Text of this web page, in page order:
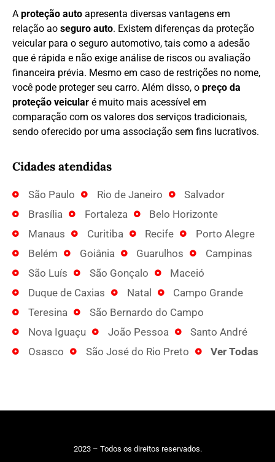
A proteção auto apresenta diversas vantagens em
relação ao seguro auto. Existem diferenças da proteção
veicular para o seguro automotivo, tais como a adesão
que é rápida e não exige análise de riscos ou avaliação
financeira prévia. Mesmo em caso de restrições no nome,
você pode proteger seu carro. Além disso, o preço da
proteção veicular é muito mais acessível em
comparação com os valores dos serviços tradicionais,
sendo oferecido por uma associação sem fins lucrativos.
Cidades atendidas
São Paulo Rio de Janeiro
Salvador
Brasília
Fortaleza
Belo Horizonte
Manaus
Curitiba Recife
Porto Alegre
Belém
Goiânia Guarulhos
Campinas
São Luís
São Gonçalo
Maceió
Duque de Caxias
Natal
Campo Grande
Teresina
São Bernardo do Campo
Nova Iguaçu
João Pessoa
Santo André
Osasco
São José do Rio Preto Ver Todas
2023 – Todos os direitos reservados.